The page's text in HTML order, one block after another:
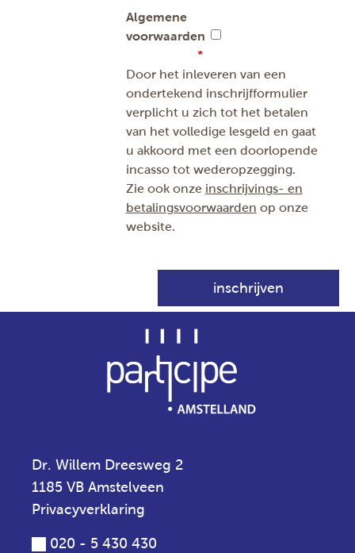
Algemene
voorwaarden
Door het inleveren van een
ondertekend inschrijfformulier
verplicht u zich tot het betalen
van het volledige lesgeld en gaat
u akkoord met een doorlopende
incasso tot wederopzegging.
Zie ook onze inschrijvings- en
betalingsvoorwaarden op onze
website.
Dr. Willem Dreesweg 2
1185 VB Amstelveen
Privacyverklaring
020 - 5 430 430